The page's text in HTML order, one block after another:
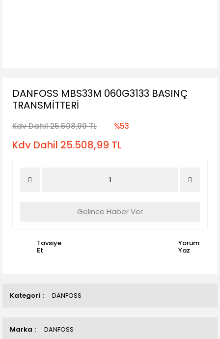
Kategori DANFOSS
Marka DANFOSS
DANFOSS MBS33M 060G3133 BASINÇ
TRANSMİTTERİ
Kdv Dahil 25.508,99 TL %53
Kdv Dahil 25.508,99 TL
Gelince Haber Ver
Tavsiye
Et
Yorum
Yaz